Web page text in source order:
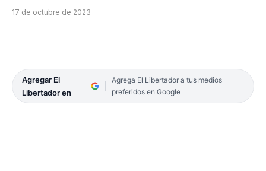
17 de octubre de 2023
Agregar El
Libertador en
Agrega El Libertador a tus medios
preferidos en Google